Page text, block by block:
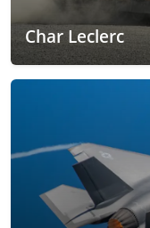
Char Leclerc